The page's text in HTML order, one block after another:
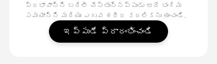
ప్రభావాన్ని బదిలీ చేస్తున్నప్పుడు అదే భంగిమ
సమయాన్ని మరియు ఎగువ శరీర కదలికను ఉంచండి.
ఇప్పుడే ప్రారంభించండి